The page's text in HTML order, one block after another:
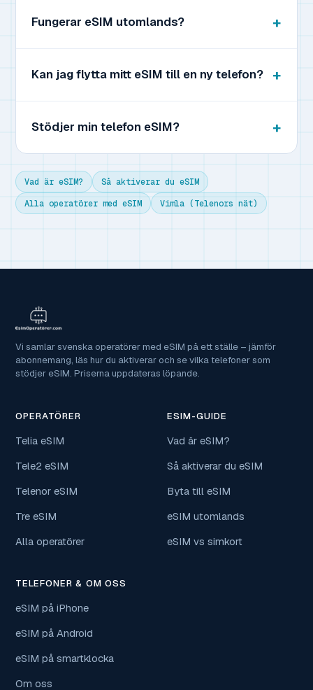
Fungerar eSIM utomlands?
Kan jag flytta mitt eSIM till en ny telefon?
Stödjer min telefon eSIM?
Vad är eSIM? Så aktiverar du eSIM
Alla operatörer med eSIM Vimla (Telenors nät)
Vi samlar svenska operatörer med eSIM på ett ställe – jämför
abonnemang, läs hur du aktiverar och se vilka telefoner som
stödjer eSIM. Priserna uppdateras löpande.
OPERATÖRER
Telia eSIM
Tele2 eSIM
Telenor eSIM
Tre eSIM
Alla operatörer
ESIM-GUIDE
Vad är eSIM?
Så aktiverar du eSIM
Byta till eSIM
eSIM utomlands
eSIM vs simkort
TELEFONER & OM OSS
eSIM på iPhone
eSIM på Android
eSIM på smartklocka
Om oss